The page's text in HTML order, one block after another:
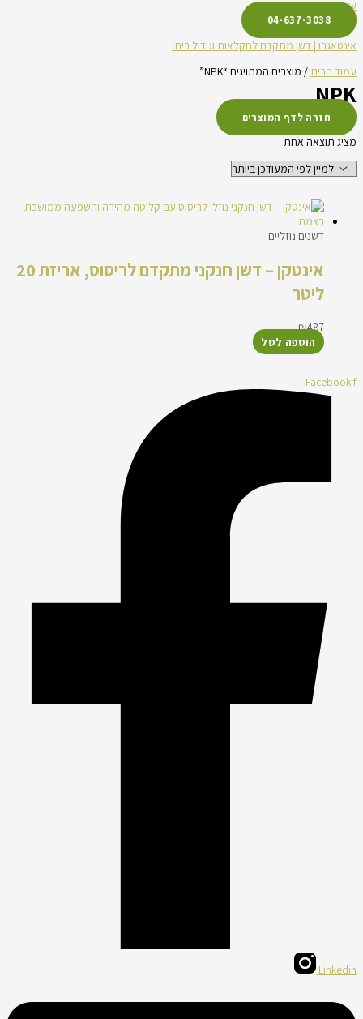
עגלת קניות
04-637-3038
אינטאגרו | דשן מתקדם לחקלאות וגידול ביתי
עמוד הבית/ מוצרים המתויגים “NPK”
NPK
חזרה לדף המוצרים
מציג תוצאה אחת
דשנים נוזליים
אינטקן – דשן חנקני מתקדם לריסוס, אריזת 20
ליטר
₪487
הוספה לסל
Facebook-f
Linkedin